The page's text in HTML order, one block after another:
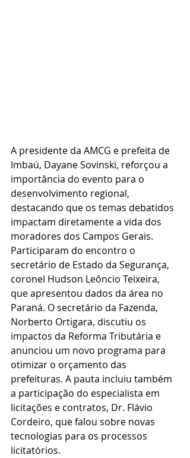
A presidente da AMCG e prefeita de
Imbaú, Dayane Sovinski, reforçou a
importância do evento para o
desenvolvimento regional,
destacando que os temas debatidos
impactam diretamente a vida dos
moradores dos Campos Gerais.
Participaram do encontro o
secretário de Estado da Segurança,
coronel Hudson Leôncio Teixeira,
que apresentou dados da área no
Paraná. O secretário da Fazenda,
Norberto Ortigara, discutiu os
impactos da Reforma Tributária e
anunciou um novo programa para
otimizar o orçamento das
prefeituras. A pauta incluiu também
a participação do especialista em
licitações e contratos, Dr. Flávio
Cordeiro, que falou sobre novas
tecnologias para os processos
licitatórios.